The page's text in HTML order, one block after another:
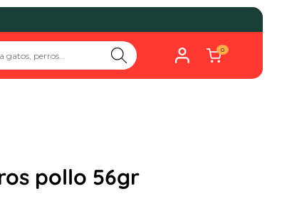
0
pollo 56gr